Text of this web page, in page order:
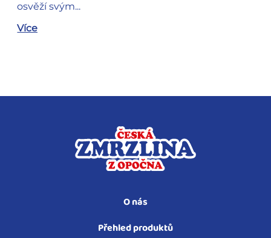
osvěží svým...
Více
O nás
Přehled produktů